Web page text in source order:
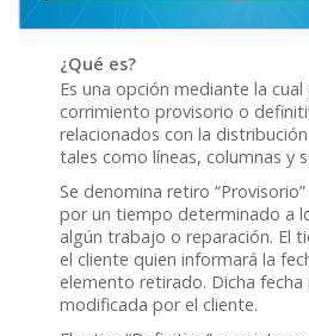
¿Qué es?
Es una opción mediante la
corrimiento provisorio o
relacionados con la
tales como líneas, columnas y
Se denomina retiro
por un tiempo determinado a
algún trabajo o reparación. El
el cliente quien informará la
elemento retirado. Dicha
modificada por el cliente.